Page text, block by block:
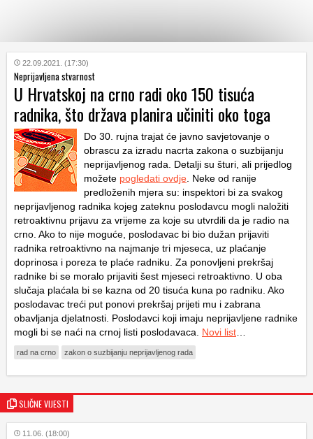
KATEGORIJE
HRVATSKI
WEB
22.09.2021. (17:30)
Neprijavljena stvarnost
U Hrvatskoj na crno radi oko 150 tisuća
radnika, što država planira učiniti oko toga
Do 30. rujna trajat će javno savjetovanje o
obrascu za izradu nacrta zakona o suzbijanju
neprijavljenog rada. Detalji su šturi, ali prijedlog
možete pogledati ovdje . Neke od ranije
predloženih mjera su: inspektori bi za svakog
neprijavljenog radnika kojeg zateknu poslodavcu mogli naložiti
retroaktivnu prijavu za vrijeme za koje su utvrdili da je radio na
crno. Ako to nije moguće, poslodavac bi bio dužan prijaviti
radnika retroaktivno na najmanje tri mjeseca, uz plaćanje
doprinosa i poreza te plaće radniku. Za ponovljeni prekršaj
radnike bi se moralo prijaviti šest mjeseci retroaktivno. U oba
slučaja plaćala bi se kazna od 20 tisuća kuna po radniku. Ako
poslodavac treći put ponovi prekršaj prijeti mu i zabrana
obavljanja djelatnosti. Poslodavci koji imaju neprijavljene radnike
mogli bi se naći na crnoj listi poslodavaca. Novi list
rad na crno zakon o suzbijanju neprijavljenog rada
SLIČNE VIJESTI
11.06. (18:00)